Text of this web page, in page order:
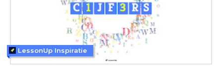
LessonUp Inspiratie